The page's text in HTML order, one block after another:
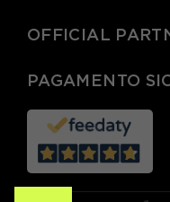
OFFICIAL
PAGAMENTO